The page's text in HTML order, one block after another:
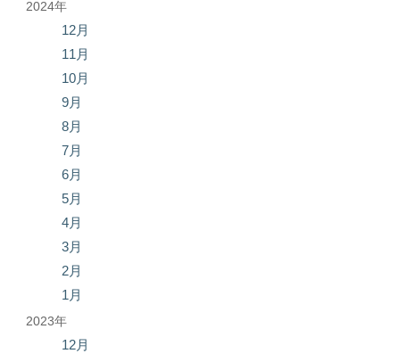
2024年
12月
11月
10月
9月
8月
7月
6月
5月
4月
3月
2月
1月
2023年
12月